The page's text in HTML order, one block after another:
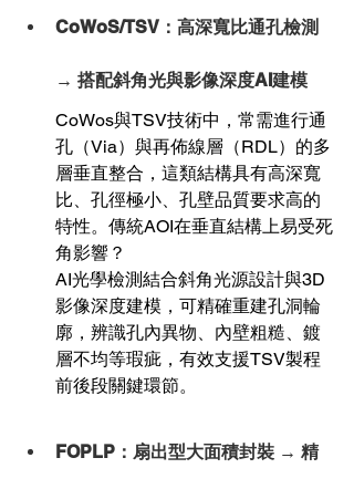
CoWoS/TSV：高深寬比通孔檢測
→ 搭配斜角光與影像深度AI建模
CoWos與TSV技術中，常需進行通
孔（Via）與再佈線層（RDL）的多
層垂直整合，這類結構具有高深寬
比、孔徑極小、孔壁品質要求高的
特性。傳統AOI在垂直結構上易受死
角影響？
AI光學檢測結合斜角光源設計與3D
影像深度建模，可精確重建孔洞輪
廓，辨識孔內異物、內壁粗糙、鍍
層不均等瑕疵，有效支援TSV製程
前後段關鍵環節。
FOPLP：扇出型大面積封裝 → 精